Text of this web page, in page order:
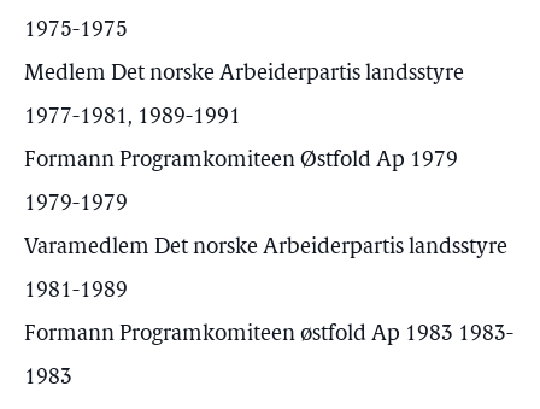
1975-1975
Medlem Det norske Arbeiderpartis landsstyre
1977-1981, 1989-1991
Formann Programkomiteen Østfold Ap 1979
1979-1979
Varamedlem Det norske Arbeiderpartis landsstyre
1981-1989
Formann Programkomiteen østfold Ap 1983 1983-
1983